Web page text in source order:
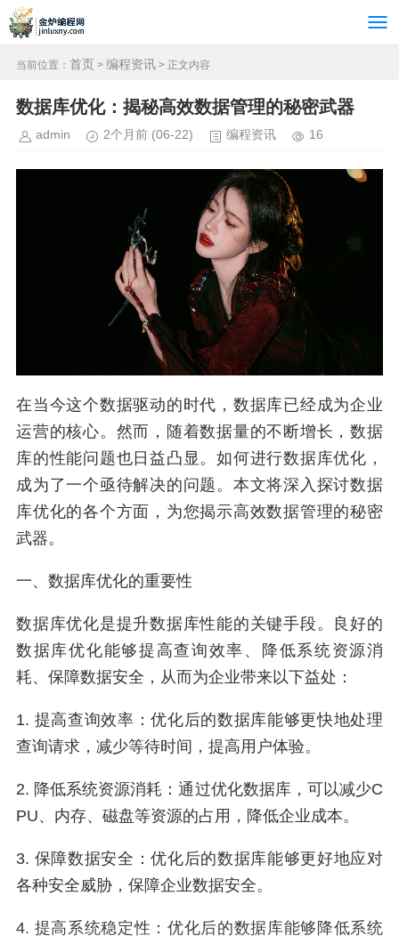
当前位置： 首页 > 编程资讯 > 正文内容
数据库优化：揭秘高效数据管理的秘密武器
admin 2个月前 (06-22) 编程资讯 16
在当今这个数据驱动的时代，数据库已经成为企业
运营的核心。然而，随着数据量的不断增长，数据
库的性能问题也日益凸显。如何进行数据库优化，
成为了一个亟待解决的问题。本文将深入探讨数据
库优化的各个方面，为您揭示高效数据管理的秘密
武器。
一、数据库优化的重要性
数据库优化是提升数据库性能的关键手段。良好的
数据库优化能够提高查询效率、降低系统资源消
耗、保障数据安全，从而为企业带来以下益处：
1. 提高查询效率：优化后的数据库能够更快地处理
查询请求，减少等待时间，提高用户体验。
2. 降低系统资源消耗：通过优化数据库，可以减少C
PU、内存、磁盘等资源的占用，降低企业成本。
3. 保障数据安全：优化后的数据库能够更好地应对
各种安全威胁，保障企业数据安全。
4. 提高系统稳定性：优化后的数据库能够降低系统